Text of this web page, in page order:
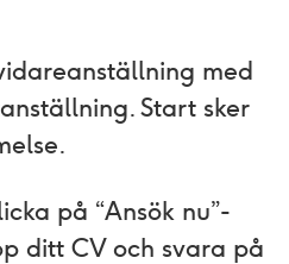
med
Start sker
på “Ansök nu”-
ditt CV och svara på